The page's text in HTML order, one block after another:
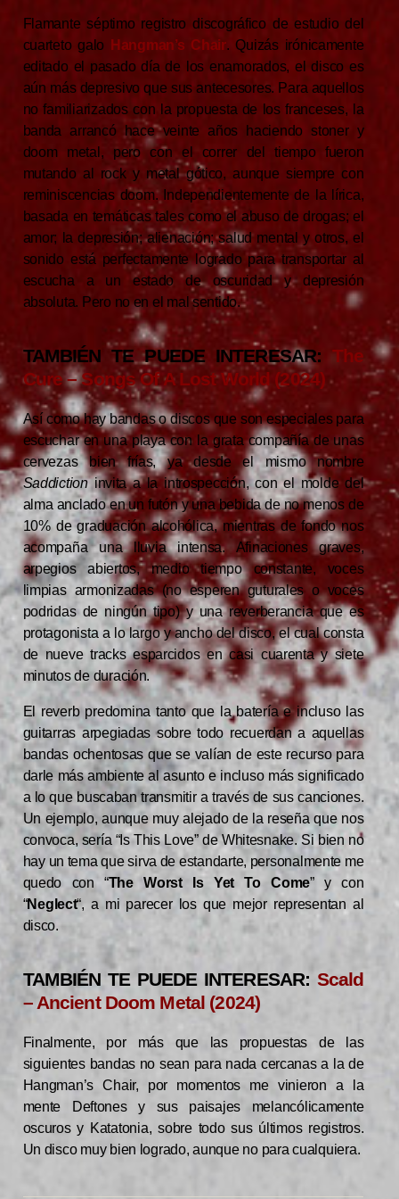
Flamante séptimo registro discográfico de estudio del
cuarteto galo
Hangman’s Chair. Quizás irónicamente
editado el pasado día de los enamorados, el disco es
aún más depresivo que sus antecesores. Para aquellos
no familiarizados con la propuesta de los franceses, la
banda arrancó hace veinte años haciendo stoner y
doom metal, pero con el correr del tiempo fueron
mutando al rock y metal gótico, aunque siempre con
reminiscencias doom. Independientemente de la lírica,
basada en temáticas tales como el abuso de drogas; el
amor; la depresión; alienación; salud mental y otros, el
sonido está perfectamente logrado para transportar al
escucha a un estado de oscuridad y depresión
absoluta. Pero no en el mal sentido.
TAMBIÉN TE PUEDE INTERESAR:The
Cure – Songs Of A Lost World (2024)
Así como hay bandas o discos que son especiales para
escuchar en una playa con la grata compañía de unas
cervezas bien frías, ya desde el mismo nombre
Saddictioninvita a la introspección, con el molde del
alma anclado en un futón y una bebida de no menos de
10% de graduación alcohólica, mientras de fondo nos
acompaña una lluvia intensa. Afinaciones graves,
arpegios abiertos, medio tiempo constante, voces
limpias armonizadas (no esperen guturales o voces
podridas de ningún tipo) y una reverberancia que es
protagonista a lo largo y ancho del disco, el cual consta
de nueve tracks esparcidos en casi cuarenta y siete
minutos de duración.
El reverb predomina tanto que la batería e incluso las
guitarras arpegiadas sobre todo recuerdan a aquellas
bandas ochentosas que se valían de este recurso para
darle más ambiente al asunto e incluso más significado
a lo que buscaban transmitir a través de sus canciones.
Un ejemplo, aunque muy alejado de la reseña que nos
convoca, sería “Is This Love” de Whitesnake. Si bien no
hay un tema que sirva de estandarte, personalmente me
quedo con “The Worst Is Yet To Come” y con
“Neglect“, a mi parecer los que mejor representan al
disco.
TAMBIÉN TE PUEDE INTERESAR: Scald
– Ancient Doom Metal (2024)
Finalmente, por más que las propuestas de las
siguientes bandas no sean para nada cercanas a la de
Hangman’s Chair, por momentos me vinieron a la
mente Deftones y sus paisajes melancólicamente
oscuros y Katatonia, sobre todo sus últimos registros.
Un disco muy bien logrado, aunque no para cualquiera.